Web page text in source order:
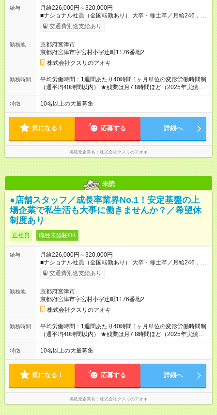
給与
月給226,000円～320,000円
■ナショナル社員（全国転勤あり） 大卒・修士卒／月給246，
000円～320，000円 高校・短大・専門卒／月給226，000円～
320，000円 ★エリア手当（石川県、富山県、福井県、岐阜県、
途、賞与（年2回）、各種手当あり ★登録販売者資格保持者への
月1万円支給を含む（実務経験がない方にも同額を支給） ※ただ
し、短時間勤務・早番固定社員は当社規定に従い額が変動 ＝＝
＝＝＝＝＝＝＝＝＝＝＝＝ ★職務給制度で実力次第で収入アッ
プ！ 職務内容に応じて給与が支払われ、昇格試験なく役職に就
いた時点で年収がUPする制度です。 約4割の社員が入社3年目で
できます。 ＝＝＝＝＝＝＝＝＝＝＝＝＝＝ 【試用期間】試用期
間なし
交通費別途支給あり
勤務地
京都府宮津市
京都府宮津市字宮村小字辻町1176番地2
株式会社クスリのアオキ
勤務時間
平均労働時間：1週間あたり40時間 1ヶ月単位の変形労働時間制
（週平均40時間以内） ★残業は月7.8時間ほど（2025年実績）
＜店舗の基本営業時間＞ 9時～22時 ※勤務時間は店舗により異
なります。 ＜シフト例＞ 早番：8時00分～17時00分 中番：11
1ヶ月単位の変形労働時間制（週平均40時間以内） ★残業は月
7.8時間ほど（2025年実績） ＜店舗の基本営業時間＞ 9時～22
時 ※勤務時間は店舗により異なります。 ＜シフト例＞ 早番：8
時00分～17時00分 中番：11時～20時 遅番：13時～22時
特徴 10名以上の大量募集
気になる！ 応募する 詳細へ
掲載元企業名 株式会社クスリのアオキ
未読
●店舗スタッフ／成長率業界No.1！安定基盤の上
場企業で私生活も大事に働きませんか？／希望休
制度あり
正社員 職種未経験OK
給与
月給226,000円～320,000円
■ナショナル社員（全国転勤あり） 大卒・修士卒／月給246，
000円～320，000円 高校・短大・専門卒／月給226，000円～
320，000円 ★エリア手当（石川県、富山県、福井県、岐阜県、
途、賞与（年2回）、各種手当あり ★登録販売者資格保持者に
は、別途月1万円支給（実務経験がない方にも同額を支給） ※た
だし、短時間勤務・早番固定社員は当社規定に従い額が変動 ＝
＝＝＝＝＝＝＝＝＝＝＝＝＝ ★職務給制度で実力次第で収入ア
ップ！ 職務内容に応じて給与が支払われ、昇格試験なく役職に
就いた時点で年収がUPする制度です。 約4割の社員が入社3年目
にできます。 ＝＝＝＝＝＝＝＝＝＝＝＝＝＝ 【試用期間】試用
期間なし
交通費別途支給あり
勤務地
京都府宮津市
京都府宮津市字宮村小字辻町1176番地2
株式会社クスリのアオキ
勤務時間
平均労働時間：1週間あたり40時間 1ヶ月単位の変形労働時間制
（週平均40時間以内） ★残業は月7.8時間ほど（2025年実績）
＜店舗の基本営業時間＞ 9時～22時 ※勤務時間は店舗により異
なります。 ＜シフト例＞ 早番：8時00分～17時00分 中番：11
1ヶ月単位の変形労働時間制（週平均40時間以内） ★残業は月
7.8時間ほど（2025年実績） ＜店舗の基本営業時間＞ 9時～22
時 ※勤務時間は店舗により異なります。 ＜シフト例＞ 早番：8
時00分～17時00分 中番：11時～20時 遅番：13時～22時
特徴 10名以上の大量募集
気になる！ 応募する 詳細へ
掲載元企業名 株式会社クスリのアオキ